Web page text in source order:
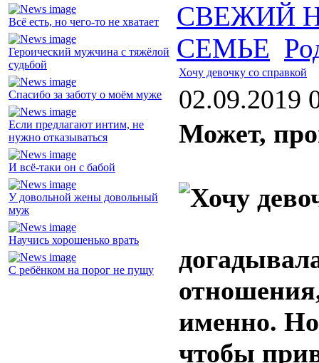
Всё есть, но чего-то не хватает
Героический мужчина с тяжёлой
судьбой
Спасибо за заботу о моём муже
Если предлагают интим, не
нужно отказываться
И всё-таки он с бабой
У довольной жены довольный
муж
Научись хорошенько врать
С ребёнком на порог не пущу
СВЕЖИЙ
СЕМЬЕ
Хочу девочку со справкой
02.09.2019
Может,
именно. Но
чтобы